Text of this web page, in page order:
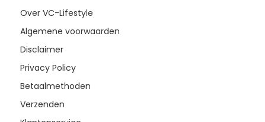
Over VC-Lifestyle
Algemene voorwaarden
Disclaimer
Privacy Policy
Betaalmethoden
Verzenden